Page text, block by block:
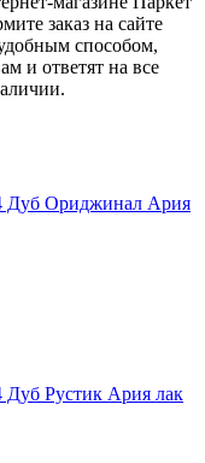
заказ на сайте
способом,
и ответят на все
Дуб Ориджинал Ария
Дуб Рустик Ария лак